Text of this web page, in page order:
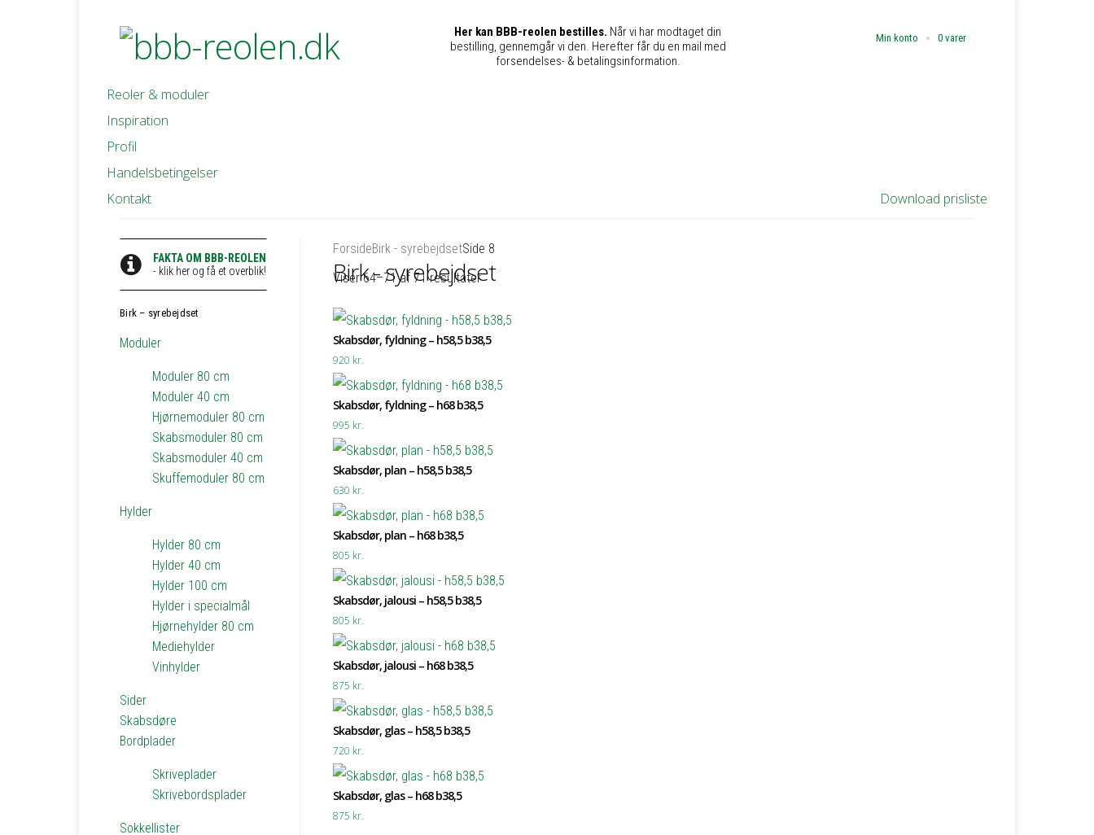
Min konto 0 varer
Her kan BBB-reolen bestilles. Når vi har modtaget din
bestilling, gennemgår vi den. Herefter får du en mail med
forsendelses- & betalingsinformation.
Reoler & moduler
Inspiration
Profil
Handelsbetingelser
Download prisliste
Kontakt
ForsideBirk - syrebejdsetSide 8
Birk - syrebejdset
Viser 64–71 af 71 resultater
Skabsdør, fyldning – h58,5 b38,5
920 kr.
Skabsdør, fyldning – h68 b38,5
995 kr.
Skabsdør, plan – h58,5 b38,5
630 kr.
Skabsdør, plan – h68 b38,5
805 kr.
Skabsdør, jalousi – h58,5 b38,5
805 kr.
Skabsdør, jalousi – h68 b38,5
875 kr.
Skabsdør, glas – h58,5 b38,5
720 kr.
Skabsdør, glas – h68 b38,5
875 kr.
FAKTA OM BBB-REOLEN
- klik her og få et overblik!
Birk – syrebejdset
Moduler
Moduler 80 cm
Moduler 40 cm
Hjørnemoduler 80 cm
Skabsmoduler 80 cm
Skabsmoduler 40 cm
Skuffemoduler 80 cm
Hylder
Hylder 80 cm
Hylder 40 cm
Hylder 100 cm
Hylder i specialmål
Hjørnehylder 80 cm
Mediehylder
Vinhylder
Sider
Skabsdøre
Bordplader
Skriveplader
Skrivebordsplader
Sokkellister